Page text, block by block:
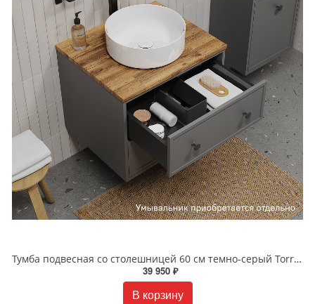
Тумба подвесная со столешницей 60 см темно-серый Torr IDDIS TOR60DBi95K
39 950 ₽
В корзину